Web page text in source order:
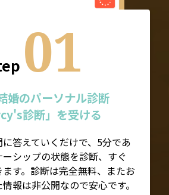
01
婚のパーソナル診断
診断」を受ける
答えていくだけで、5分であ
シップの状態を診断、すぐ
す。診断は完全無料、またお
報は非公開なので安心です。